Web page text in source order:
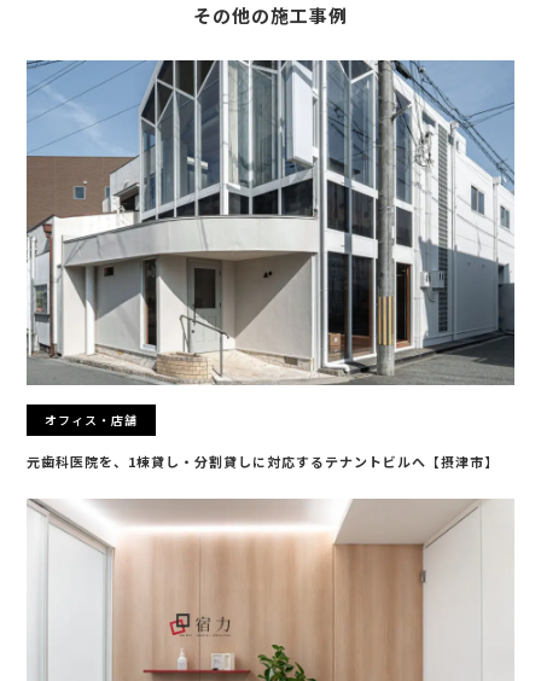
その他の施工事例
オフィス・店舗
元歯科医院を、1棟貸し・分割貸しに対応するテナントビルへ【摂津市】